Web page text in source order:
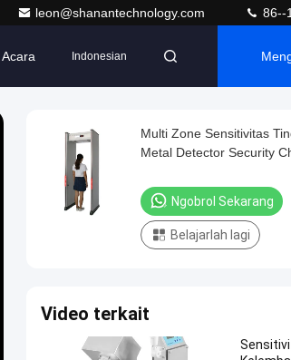
leon@shanantechnology.com 86--
Acara Indonesian
Multi Zone Sensitivitas
Metal Detector Security
Ngobrol Sekarang
Belajarlah lagi
Video terkait